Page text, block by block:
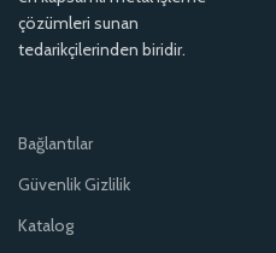
çözümleri sunan
tedarikçilerinden biridir.
Bağlantılar
Güvenlik Gizlilik
Katalog